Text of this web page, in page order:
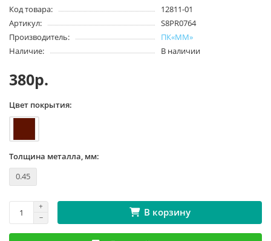
Код товара:
12811-01
Артикул:
S8PR0764
Производитель:
ПК«ММ»
Наличие:
В наличии
380р.
Цвет покрытия:
Толщина металла, мм:
0.45
В корзину